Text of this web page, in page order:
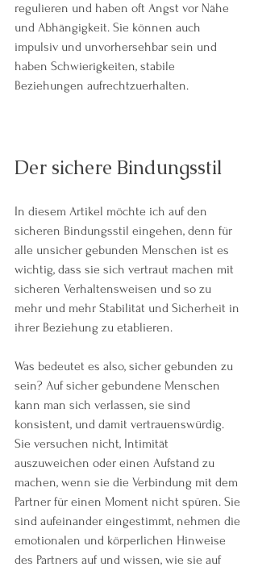
regulieren und haben oft Angst vor Nähe
und Abhängigkeit. Sie können auch
impulsiv und unvorhersehbar sein und
haben Schwierigkeiten, stabile
Beziehungen aufrechtzuerhalten.
Der sichere Bindungsstil
In diesem Artikel möchte ich auf den
sicheren Bindungsstil eingehen, denn für
alle unsicher gebunden Menschen ist es
wichtig, dass sie sich vertraut machen mit
sicheren Verhaltensweisen und so zu
mehr und mehr Stabilität und Sicherheit in
ihrer Beziehung zu etablieren.
Was bedeutet es also, sicher gebunden zu
sein? Auf sicher gebundene Menschen
kann man sich verlassen, sie sind
konsistent, und damit vertrauenswürdig.
Sie versuchen nicht, Intimität
auszuweichen oder einen Aufstand zu
machen, wenn sie die Verbindung mit dem
Partner für einen Moment nicht spüren. Sie
sind aufeinander eingestimmt, nehmen die
emotionalen und körperlichen Hinweise
des Partners auf und wissen, wie sie auf